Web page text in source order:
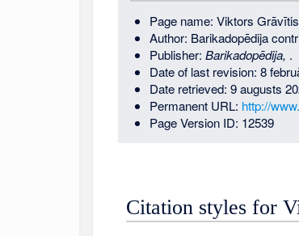
Page name: Viktors Grāvītis
Author: Barikadopēdija
Publisher: Barikadopēdija, .
Date of last revision: 8
Date retrieved: 9 augusts
Permanent URL: http://
Page Version ID: 12539
Citation styles for